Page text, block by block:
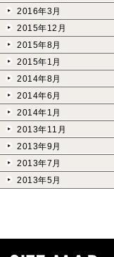
2016年3月
2015年12月
2015年8月
2015年1月
2014年8月
2014年6月
2014年1月
2013年11月
2013年9月
2013年7月
2013年5月